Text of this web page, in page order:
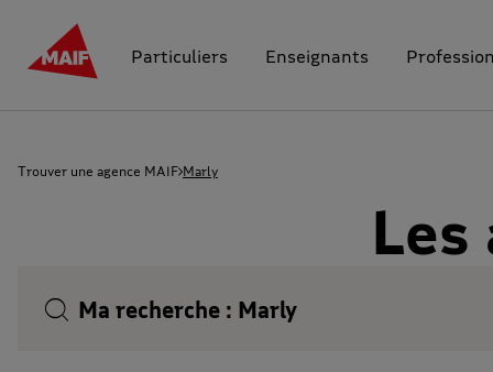
Particuliers Enseignants
Trouver une agence MAIF Marly
Les
Ma recherche : Marly